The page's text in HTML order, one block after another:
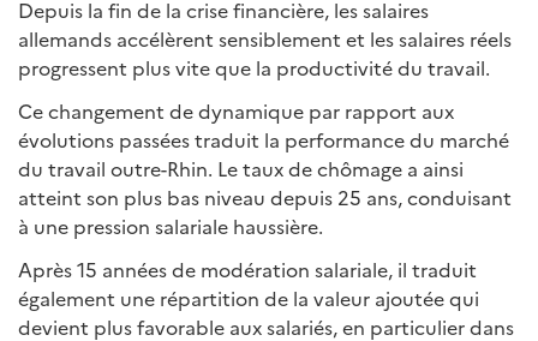
Depuis la fin de la crise financière, les salaires
allemands accélèrent sensiblement et les salaires réels
progressent plus vite que la productivité du travail.
Ce changement de dynamique par rapport aux
évolutions passées traduit la performance du marché
du travail outre-Rhin. Le taux de chômage a ainsi
atteint son plus bas niveau depuis 25 ans, conduisant
à une pression salariale haussière.
Après 15 années de modération salariale, il traduit
également une répartition de la valeur ajoutée qui
devient plus favorable aux salariés, en particulier dans